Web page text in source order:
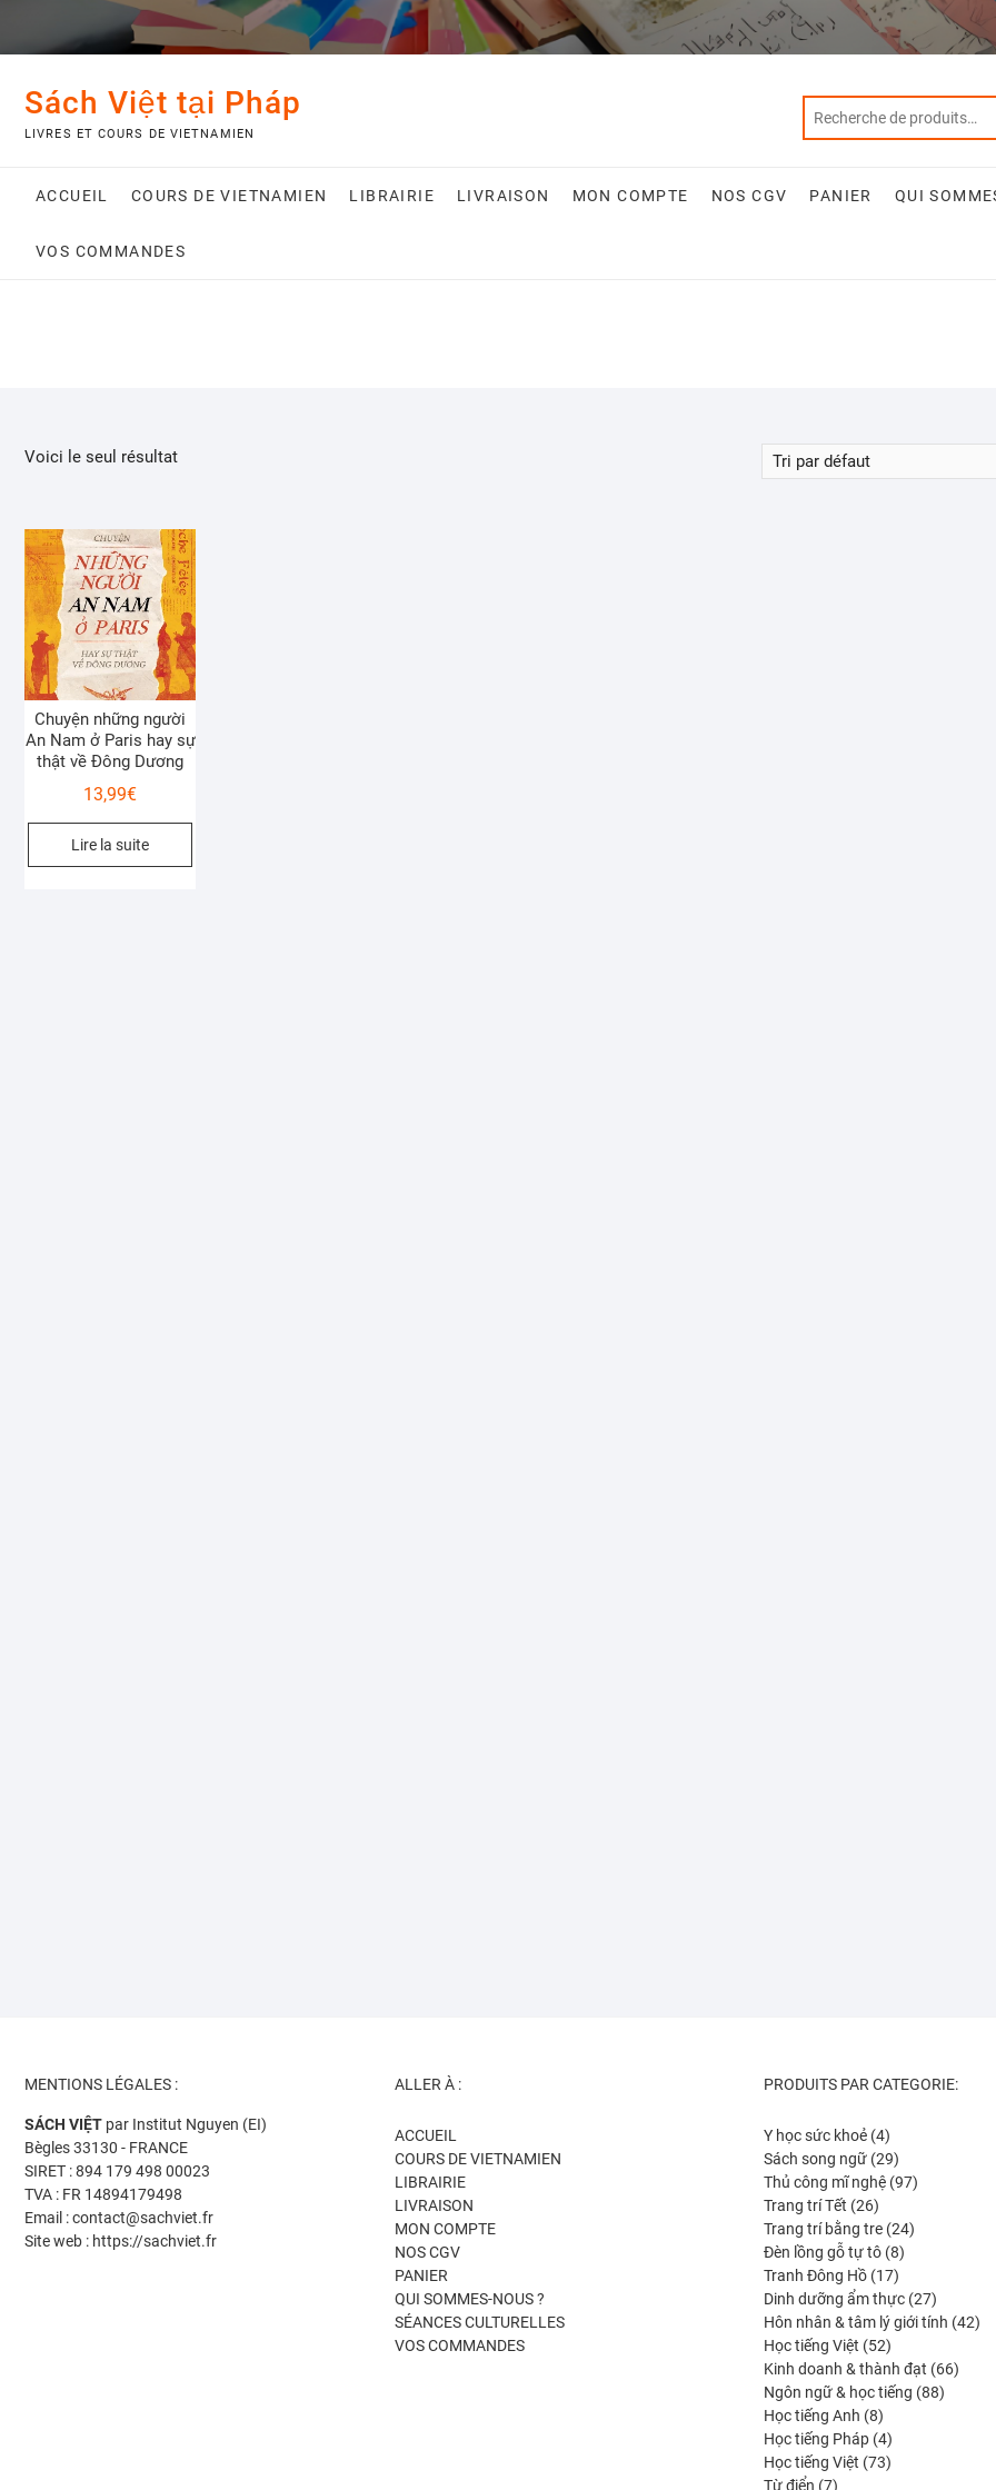
Sách Việt tại Pháp
LIVRES ET COURS DE VIETNAMIEN
ACCUEIL COURS DE VIETNAMIEN LIBRAIRIE LIVRAISON MON COMPTE NOS CGV PANIER QUI
VOS COMMANDES
Voici le seul résultat
Chuyện những người
An Nam ở Paris hay sự
thật về Đông Dương
13,99€
Lire la suite
MENTIONS LÉGALES :
SÁCH VIỆT par Institut Nguyen (EI)
Bègles 33130 - FRANCE
SIRET : 894 179 498 00023
TVA : FR 14894179498
Email : contact@sachviet.fr
Site web : https://sachviet.fr
ALLER À :
ACCUEIL
COURS DE VIETNAMIEN
LIBRAIRIE
LIVRAISON
MON COMPTE
NOS CGV
PANIER
QUI SOMMES-NOUS ?
SÉANCES CULTURELLES
VOS COMMANDES
PRODUITS PAR CATEGORIE:
Y học sức khoẻ 44
produits
Sách song ngữ 2929
produits
Thủ công mĩ nghệ 9797
Trang trí Tết 2626
produits
Trang trí bằng tre 2424
Đèn lồng gỗ tự tô 88
Tranh Đông Hồ 1717
produits
Dinh dưỡng ẩm thực 2727
produits
Hôn nhân & tâm lý giới tính 4242
Học tiếng Việt 5252
produits
Kinh doanh & thành đạt 6666
Ngôn ngữ & học tiếng 8888
Học tiếng Anh 88
produits
Học tiếng Pháp 44
produits
Học tiếng Việt 7373
Từ điển 77